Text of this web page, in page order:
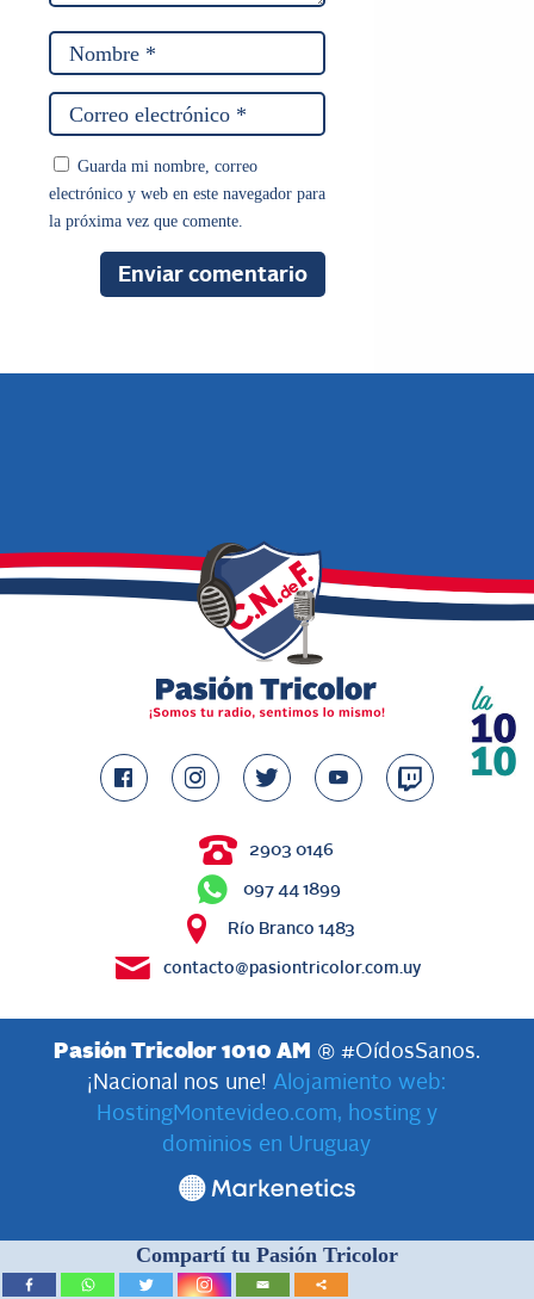
Compartí tu Pasión Tricolor
Guarda mi nombre, correo
electrónico y web en este navegador para
la próxima vez que comente.
2903 0146
097 44 1899
Río Branco 1483
contacto@pasiontricolor.com.uy
Pasión Tricolor 1010 AM
® #OídosSanos.
¡Nacional nos une! Alojamiento web:
HostingMontevideo.com, hosting y
dominios en Uruguay